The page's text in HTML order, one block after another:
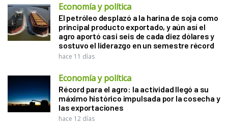
Economía y política
El petróleo desplazó a la harina de soja como
principal producto exportado, y aún así el
agro aportó casi seis de cada diez dólares y
sostuvo el liderazgo en un semestre récord
hace 11 días
Economía y política
Récord para el agro: la actividad llegó a su
máximo histórico impulsada por la cosecha y
las exportaciones
hace 12 días